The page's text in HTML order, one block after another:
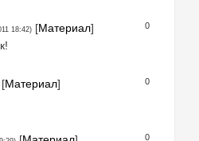
0
18:42) [Материал]
0
[Материал]
0